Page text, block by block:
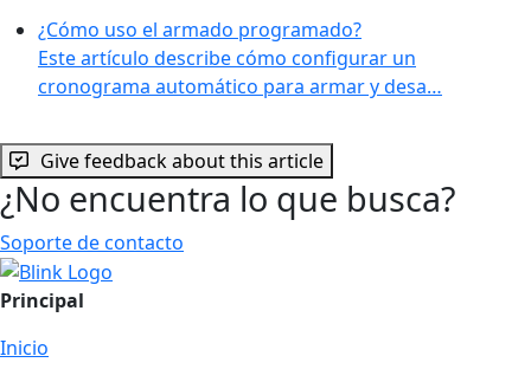
¿Cómo uso el armado programado?
Este artículo describe cómo configurar un
cronograma automático para armar y desa…
Give feedback about this article
¿No encuentra lo que busca?
Soporte de contacto
Principal
Inicio